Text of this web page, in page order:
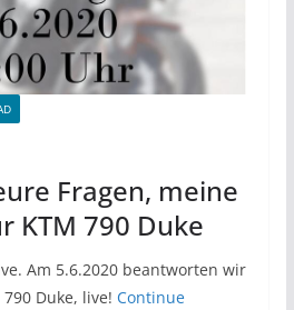
Fragen, meine
KTM 790 Duke
Am 5.6.2020 beantworten wir
Duke, live! Continue